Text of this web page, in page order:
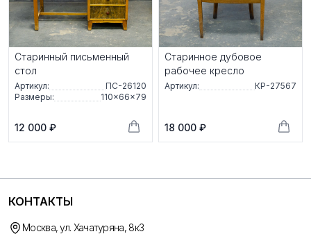
Старинный письменный
стол
Артикул:
ПС-26120
Размеры:
110×66×79
12 000 ₽
Старинное дубовое
рабочее кресло
Артикул: КР-27567
18 000 ₽
КОНТАКТЫ
Москва, ул. Хачатуряна, 8к3